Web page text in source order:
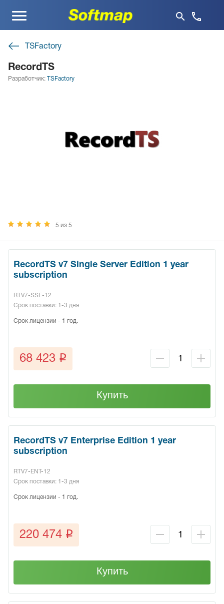
Меню
TSFactory
RecordTS
Разработчик: TSFactory
5 из 5
RecordTS v7 Single Server Edition 1 year
subscription
RTV7-SSE-12
Срок поставки: 1-3 дня
Срок лицензии - 1 год.
68 423 q
Купить
RecordTS v7 Enterprise Edition 1 year
subscription
RTV7-ENT-12
Срок поставки: 1-3 дня
Срок лицензии - 1 год.
220 474 q
Купить